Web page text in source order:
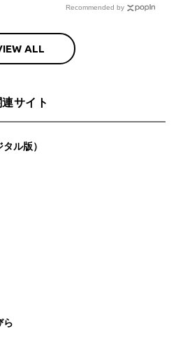
Recommended by
ALL
連サイト
ル版）
ら